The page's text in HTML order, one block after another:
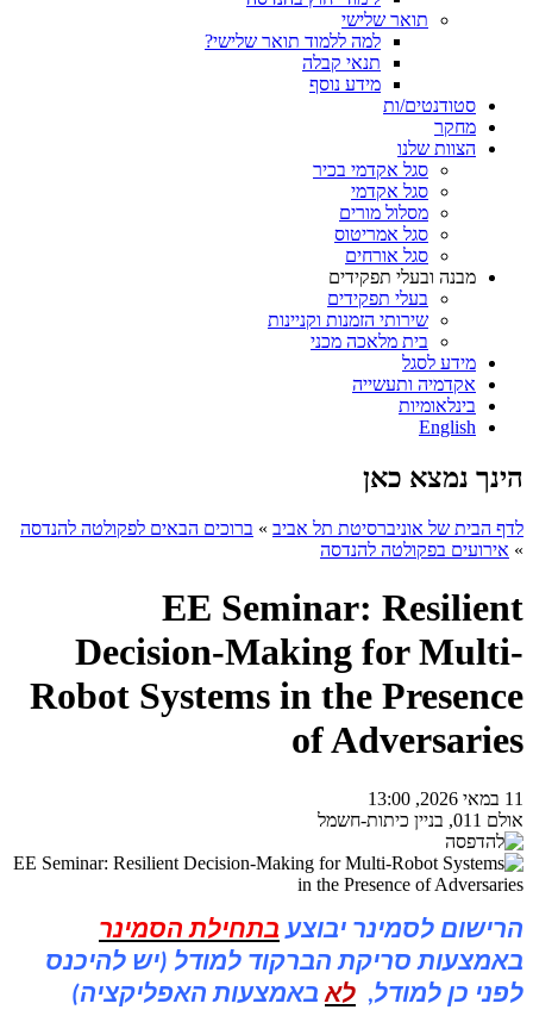
תואר שלישי
למה ללמוד תואר שלישי?
תנאי קבלה
מידע נוסף
סטודנטים/ות
מחקר
הצוות שלנו
סגל אקדמי בכיר
סגל אקדמי
מסלול מורים
סגל אמריטוס
סגל אורחים
מבנה ובעלי תפקידים
בעלי תפקידים
שירותי הזמנות וקניינות
בית מלאכה מכני
מידע לסגל
אקדמיה ותעשייה
בינלאומיות
English
הינך נמצא כאן
לדף הבית של אוניברסיטת תל אביב » ברוכים הבאים לפקולטה להנדסה
» אירועים בפקולטה להנדסה
EE Seminar: Resilient
Decision-Making for Multi-
Robot Systems in the Presence
of Adversaries
11 במאי 2026, 13:00
אולם 011, בניין כיתות-חשמל
הרישום לסמינר יבוצע בתחילת הסמינר
באמצעות סריקת הברקוד למודל (יש להיכנס
לפני כן למודל, לא באמצעות האפליקציה)